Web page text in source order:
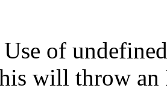
Use of
will throw